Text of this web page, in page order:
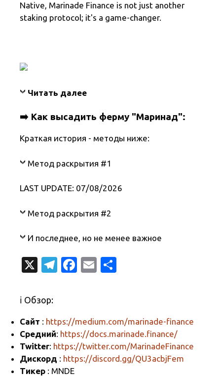
Native, Marinade Finance is not just another
staking protocol; it's a game-changer.
Читать далее
➡️ Как высадить ферму "Маринад":
Краткая история - методы ниже:
Метод раскрытия #1
LAST UPDATE: 07/08/2026
Метод раскрытия #2
И последнее, но не менее важное
X
T
a
m
Fa
o
o
k
E
а
в
и
ℹ️ Обзор:
Сайт : https://medium.com/marinade-finance
Средний: https://docs.marinade.finance/
Twitter: https://twitter.com/MarinadeFinance
Дискорд : https://discord.gg/QU3acbjFem
Тикер : MNDE